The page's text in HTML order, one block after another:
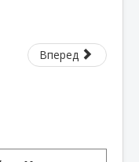
Вперед